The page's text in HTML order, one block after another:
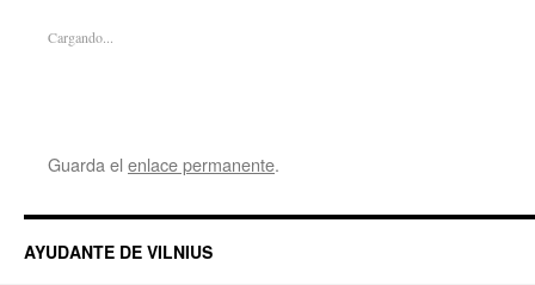
Cargando...
Guarda el enlace permanente.
AYUDANTE DE VILNIUS